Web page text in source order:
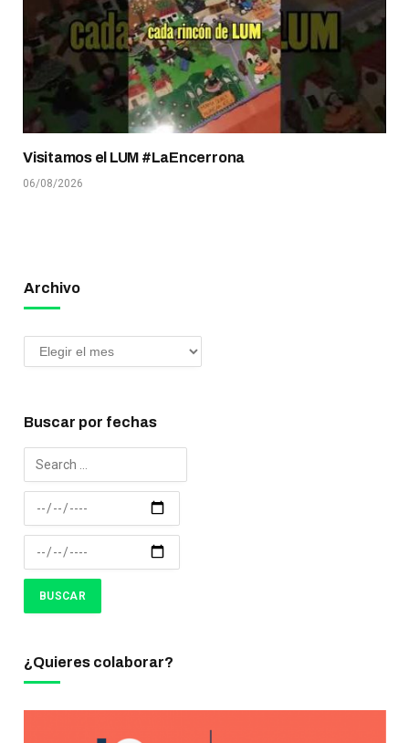
Visitamos el LUM #LaEncerrona
06/08/2026
Archivo
Buscar por fechas
¿Quieres colaborar?